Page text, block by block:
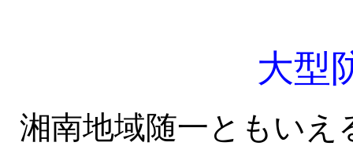
大型
湘南地域随一ともいえ